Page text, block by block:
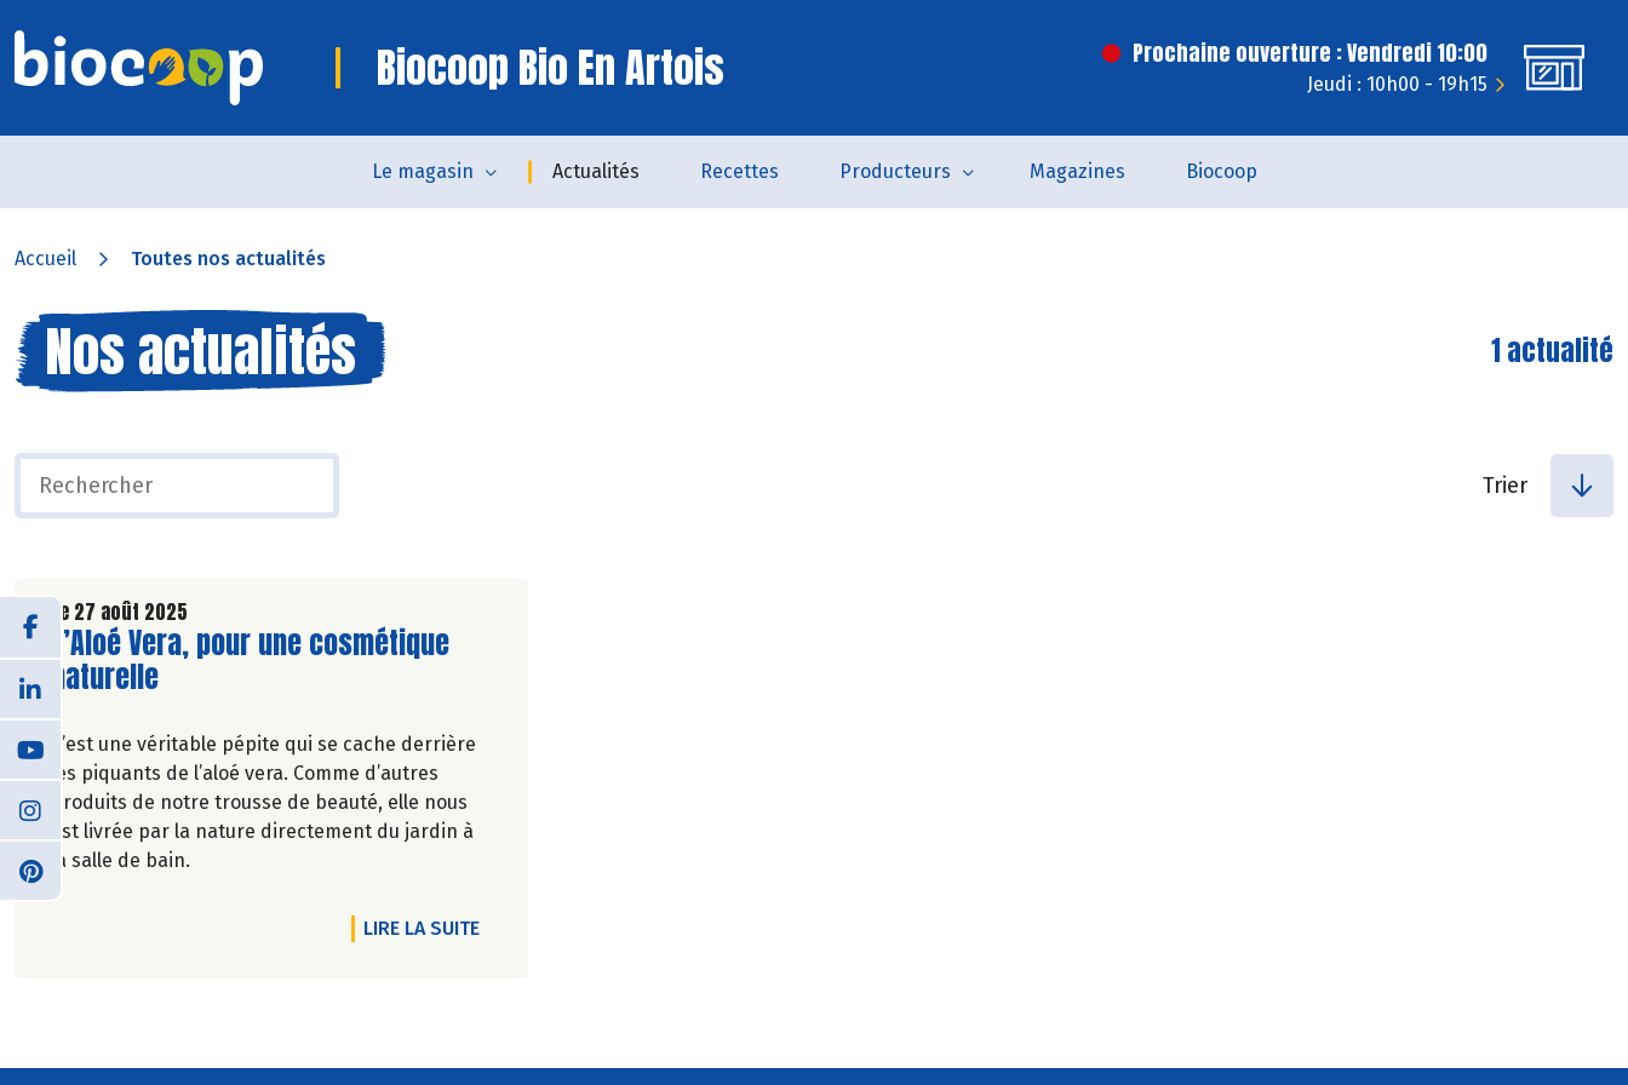
Biocoop Bio En Artois Prochaine ouverture : Vendredi 10:00
Jeudi : 10h00 - 19h15
Le magasin Actualités Recettes Producteurs Magazines Biocoop
Accueil Toutes nos actualités
Nos actualités 1 actualité
Trier
Le 27 août 2025
Lire la suite de l'article
L’Aloé Vera, pour une cosmétique
naturelle
C’est une véritable pépite qui se cache derrière
les piquants de l’aloé vera. Comme d’autres
produits de notre trousse de beauté, elle nous
est livrée par la nature directement du jardin à
la salle de bain.
LIRE LA SUITEDE L'ARTICLE L’ALOÉ VERA, POUR UNE COSMÉTIQUE NATURELLE